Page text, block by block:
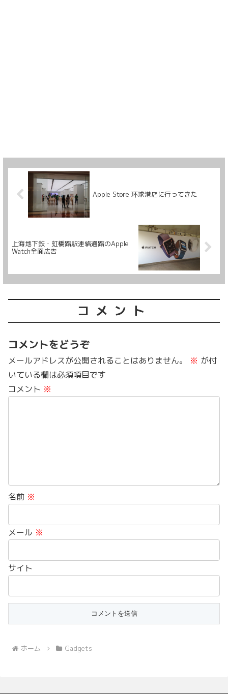
Apple Store 环球港店に行ってきた
上海地下鉄・虹橋路駅連絡通路のApple
Watch全面広告
コメント
コメントをどうぞ
メールアドレスが公開されることはありません。 ※ が付
いている欄は必須項目です
コメント ※
名前 ※
メール ※
サイト
ホーム Gadgets